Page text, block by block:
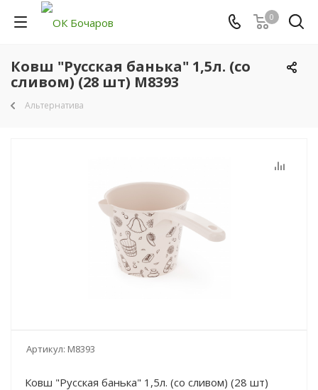
0
Ковш "Русская банька" 1,5л. (со
сливом) (28 шт) М8393
Альтернатива
Артикул: М8393
Ковш "Русская банька" 1,5л. (со сливом) (28 шт)